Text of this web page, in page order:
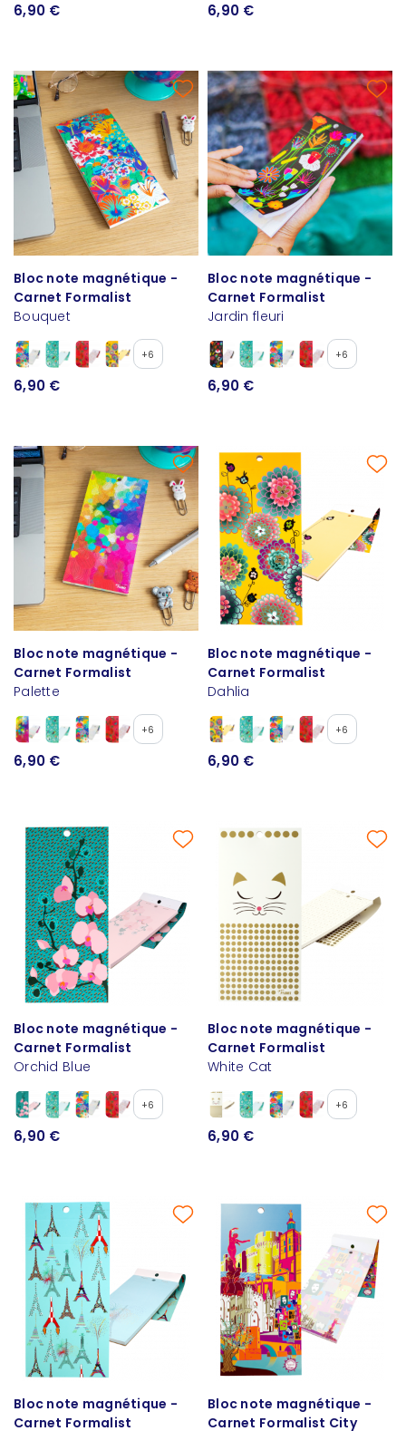
6,90 € 6,90 €
Bloc note magnétique -
Carnet Formalist
Bouquet
+6
6,90 €
Bloc note magnétique -
Carnet Formalist
Jardin fleuri
+6
6,90 €
Bloc note magnétique -
Carnet Formalist
Palette
+6
6,90 €
Bloc note magnétique -
Carnet Formalist
Dahlia
+6
6,90 €
Bloc note magnétique -
Carnet Formalist
Orchid Blue
+6
6,90 €
Bloc note magnétique -
Carnet Formalist
White Cat
+6
6,90 €
Bloc note magnétique -
Carnet Formalist
Bloc note magnétique -
Carnet Formalist City